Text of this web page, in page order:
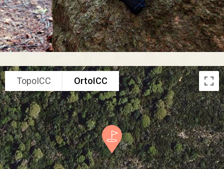
TopoICC OrtoICC